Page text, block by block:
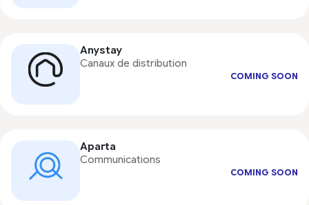
Anystay
Canaux de distribution
COMING SOON
Aparta
Communications
COMING SOON